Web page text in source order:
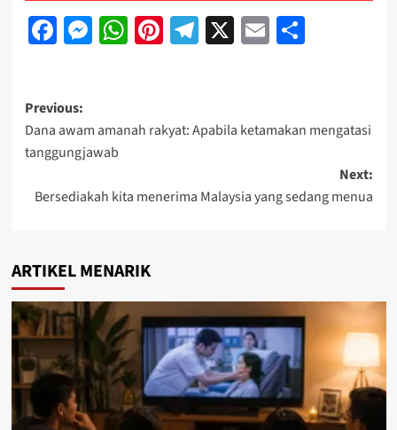
Facebook
Messenger
WhatsApp
Pinterest
Telegram
X EmailShare
Previous:
Dana awam amanah rakyat: Apabila ketamakan mengatasi
tanggungjawab
Next:
Bersediakah kita menerima Malaysia yang sedang menua
ARTIKEL MENARIK